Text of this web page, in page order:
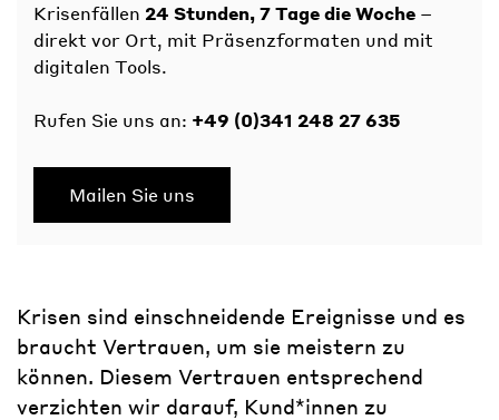
Krisenfällen 24 Stunden, 7 Tage die Woche –
direkt vor Ort, mit Präsenzformaten und mit
digitalen Tools.
Rufen Sie uns an: +49 (0)341 248 27 635
Mailen Sie uns
Krisen sind einschneidende Ereignisse und es
braucht Vertrauen, um sie meistern zu
können. Diesem Vertrauen entsprechend
verzichten wir darauf, Kund*innen zu